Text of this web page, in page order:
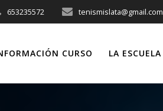
653235572 tenismislata@gmail.com
CURSO LA ESCUELA